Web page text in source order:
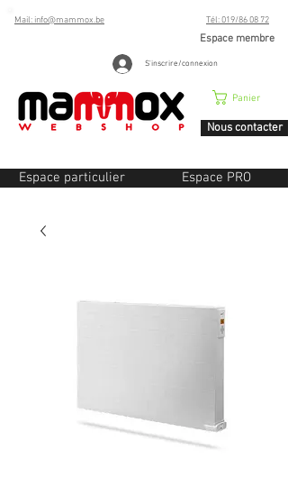
Mail: info@mammox.be Tél: 019/86 08 72
Espace membre
S'inscrire/connexion
Panier
Nous contacter
Espace particulier Espace PRO